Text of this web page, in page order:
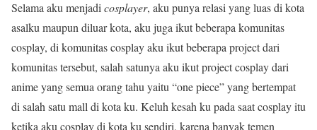
Selama aku menjadi cosplayer, aku punya relasi yang luas di kota
asalku maupun diluar kota, aku juga ikut beberapa komunitas
cosplay, di komunitas cosplay aku ikut beberapa project dari
komunitas tersebut, salah satunya aku ikut project cosplay dari
anime yang semua orang tahu yaitu “one piece” yang bertempat
di salah satu mall di kota ku. Keluh kesah ku pada saat cosplay itu
ketika aku cosplay di kota ku sendiri, karena banyak temen